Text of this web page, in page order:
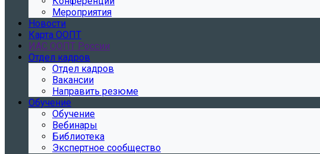
Мероприятия
Новости
Карта ООПТ
ИАС ООПТ России
Отдел кадров
Отдел кадров
Вакансии
Направить резюме
Обучение
Обучение
Вебинары
Библиотека
Экспертное сообщество